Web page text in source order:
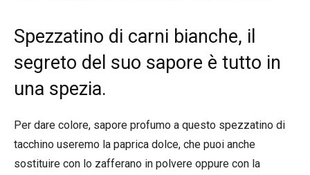
Spezzatino di carni bianche, il
segreto del suo sapore è tutto in
una spezia.
Per dare colore, sapore profumo a questo spezzatino di
tacchino useremo la paprica dolce, che puoi anche
sostituire con lo zafferano in polvere oppure con la